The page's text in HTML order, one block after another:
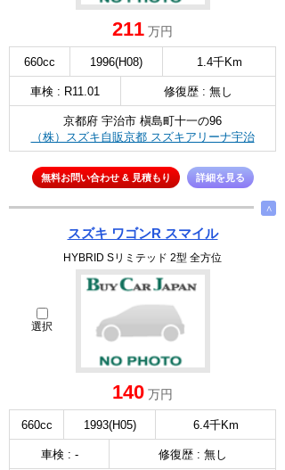
211 万円
660cc 1996(H08) 1.4千Km
車検 : R11.01 修復歴 : 無し
京都府 宇治市 槇島町十一の96
（株）スズキ自販京都 スズキアリーナ宇治
無料お問い合わせ & 見積もり 詳細を見る
∧
スズキ ワゴンR スマイル
HYBRID Sリミテッド 2型 全方位
選択
140 万円
660cc 1993(H05) 6.4千Km
車検 : - 修復歴 : 無し